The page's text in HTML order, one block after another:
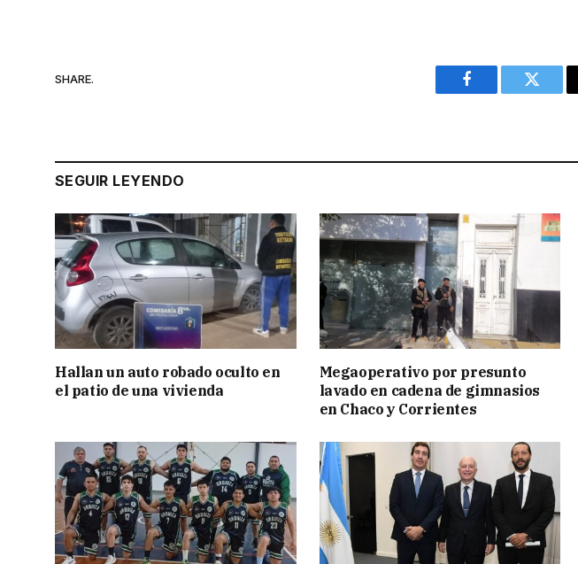
SHARE.
Facebook Twitter
SEGUIR LEYENDO
Hallan un auto robado oculto en
el patio de una vivienda
Megaoperativo por presunto
lavado en cadena de gimnasios
en Chaco y Corrientes